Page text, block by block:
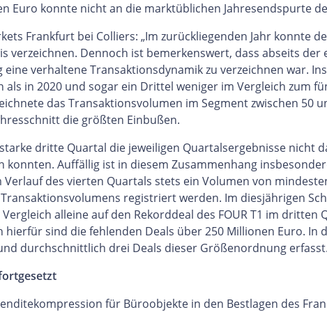
Euro konnte nicht an die marktüblichen Jahresendspurte
Frankfurt bei Colliers: „Im zurückliegenden Jahr konnte
verzeichnen. Dennoch ist bemerkenswert, dass abseits
verhaltene Transaktionsdynamik zu verzeichnen war.
als in 2020 und sogar ein Drittel weniger im Vergleich zum
das Transaktionsvolumen im Segment zwischen 50
die größten Einbußen.
dritte Quartal die jeweiligen Quartalsergebnisse nicht
Auffällig ist in diesem Zusammenhang
Verlauf des vierten Quartals stets ein Volumen von
registriert werden. Im diesjährigen
alleine auf den Rekorddeal des FOUR T1 im dritten
sind die fehlenden Deals über 250 Millionen Euro. In
durchschnittlich drei Deals dieser Größenordnung
für Büroobjekte in den Bestlagen des